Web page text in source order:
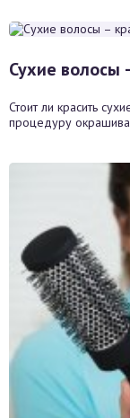
Сухие волосы
Стоит ли красить
процедуру